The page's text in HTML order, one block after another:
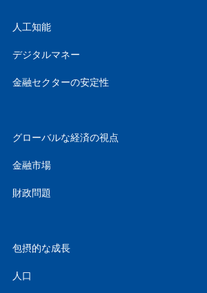
人工知能
デジタルマネー
金融セクターの安定性
グローバルな経済の視点
金融市場
財政問題
包摂的な成長
人口